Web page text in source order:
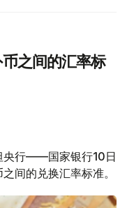
之间的汇率标
央行——国家银行10日
间的兑换汇率标准。